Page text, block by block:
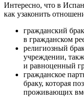
Интересно, что в
как узаконить
гражданский
в гражданском
религиозный
учреждении,
и равноценный
гражданское
браку, которая
проживающих